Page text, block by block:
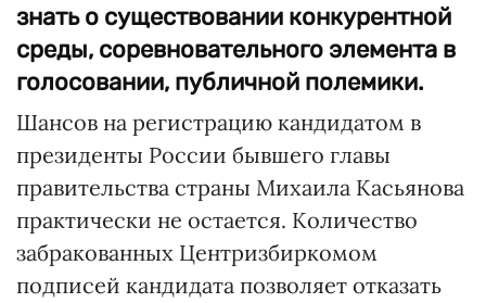
знать о существовании конкурентной
среды, соревновательного элемента в
голосовании, публичной полемики.
Шансов на регистрацию кандидатом в
президенты России бывшего главы
правительства страны Михаила Касьянова
практически не остается. Коли­чество
забракованных Центризбиркомом
подписей кандидата позволяет отказать